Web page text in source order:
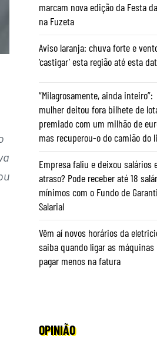
marcam nova edição da Festa
na Fuzeta
Aviso laranja: chuva forte e
‘castigar’ esta região até esta
“Milagrosamente, ainda inteiro”:
mulher deitou fora bilhete de
premiado com um milhão de
mas recuperou-o do camião do
Empresa faliu e deixou salários
atraso? Pode receber até 18
mínimos com o Fundo de
Salarial
Vêm aí novos horários da
saiba quando ligar as máquinas
pagar menos na fatura
OPINIÃO